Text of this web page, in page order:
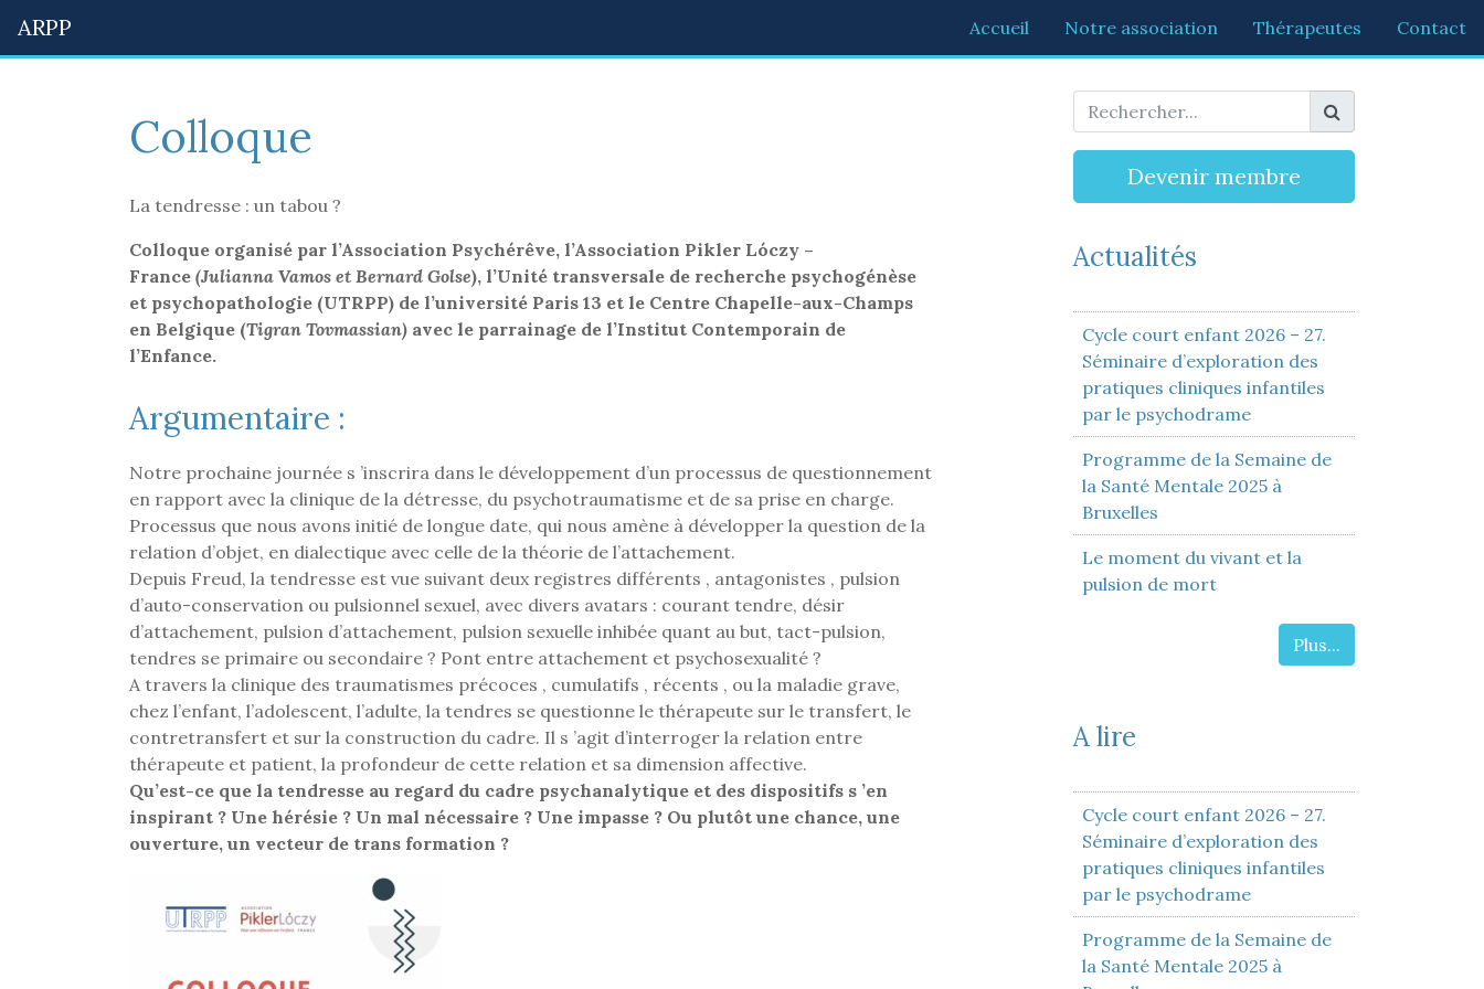
ARPP Accueil Notre association Thérapeutes Contact
Colloque
La tendresse : un tabou ?
Colloque organisé par l’Association Psychérêve, l’Association Pikler Lóczy –
France (Julianna Vamos et Bernard Golse), l’Unité transversale de recherche psychogénèse
et psychopathologie (UTRPP) de l’université Paris 13 et le Centre Chapelle-aux-Champs
en Belgique (Tigran Tovmassian) avec le parrainage de l’Institut Contemporain de
l’Enfance.
Argumentaire :
Notre prochaine journée s ’inscrira dans le développement d’un processus de questionnement
en rapport avec la clinique de la détresse, du psychotraumatisme et de sa prise en charge.
Processus que nous avons initié de longue date, qui nous amène à développer la question de la
relation d’objet, en dialectique avec celle de la théorie de l’attachement.
Depuis Freud, la tendresse est vue suivant deux registres différents , antagonistes , pulsion
d’auto-conservation ou pulsionnel sexuel, avec divers avatars : courant tendre, désir
d’attachement, pulsion d’attachement, pulsion sexuelle inhibée quant au but, tact-pulsion,
tendres se primaire ou secondaire ? Pont entre attachement et psychosexualité ?
A travers la clinique des traumatismes précoces , cumulatifs , récents , ou la maladie grave,
chez l’enfant, l’adolescent, l’adulte, la tendres se questionne le thérapeute sur le transfert, le
contretransfert et sur la construction du cadre. Il s ’agit d’interroger la relation entre
thérapeute et patient, la profondeur de cette relation et sa dimension affective.
Qu’est-ce que la tendresse au regard du cadre psychanalytique et des dispositifs s ’en
inspirant ? Une hérésie ? Un mal nécessaire ? Une impasse ? Ou plutôt une chance, une
ouverture, un vecteur de trans formation ?
Devenir membre
Actualités
Cycle court enfant 2026 – 27.
Séminaire d’exploration des
pratiques cliniques infantiles
par le psychodrame
Programme de la Semaine de
la Santé Mentale 2025 à
Bruxelles
Le moment du vivant et la
pulsion de mort
Plus...
A lire
Cycle court enfant 2026 – 27.
Séminaire d’exploration des
pratiques cliniques infantiles
par le psychodrame
Programme de la Semaine de
la Santé Mentale 2025 à